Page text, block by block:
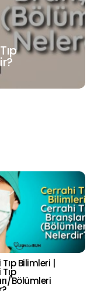
Bilimleri |
Bölümleri